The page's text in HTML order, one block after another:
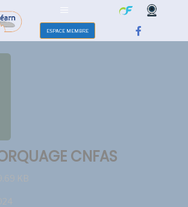
ESPACE MEMBRE
CNFAS
KB